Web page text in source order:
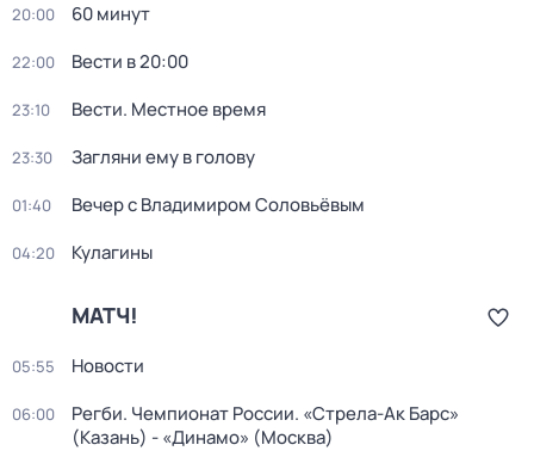
20:00 60 минут
22:00 Вести в 20:00
23:10 Вести. Местное время
23:30 Загляни ему в голову
01:40 Вечер с Владимиром Соловьёвым
04:20 Кулагины
МАТЧ!
05:55 Новости
06:00
Регби. Чемпионат России. «Стрела-Ак Барс»
(Казань) - «Динамо» (Москва)